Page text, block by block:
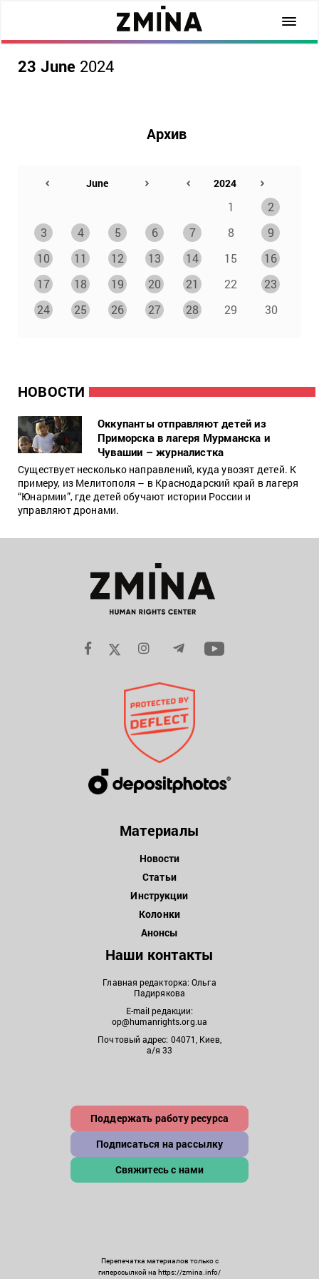
23 June 2024
НОВОСТИ
Оккупанты отправляют детей из
Приморска в лагеря Мурманска и
Чувашии – журналистка
Существует несколько направлений, куда увозят детей. К
примеру, из Мелитополя – в Краснодарский край в лагеря
“Юнармии”, где детей обучают истории России и
управляют дронами.
Архив
1
2
3
4 5 6 7 8
9
10
11 12 13 14 15
16
17
18 19 20 21 22
23
24
25 26 27 28 29 30
Материалы
Новости
Статьи
Инструкции
Колонки
Анонсы
Наши контакты
Главная редакторка: Ольга
Падирякова
E-mail редакции:
op@humanrights.org.ua
Почтовый адрес: 04071, Киев,
а/я 33
Поддержать работу ресурса
Подписаться на рассылку
Свяжитесь с нами
Перепечатка материалов только с
гиперссылкой на https://zmina.info/